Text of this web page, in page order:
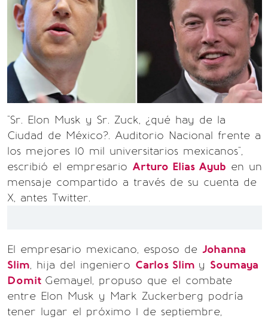
"Sr. Elon Musk y Sr. Zuck, ¿qué hay de la
Ciudad de México?. Auditorio Nacional frente a
los mejores 10 mil universitarios mexicanos",
escribió el empresario Arturo Elias Ayub en un
mensaje compartido a través de su cuenta de
X, antes Twitter.
El empresario mexicano, esposo de Johanna
Slim, hija del ingeniero Carlos Slim y Soumaya
Domit Gemayel, propuso que el combate
entre Elon Musk y Mark Zuckerberg podría
tener lugar el próximo 1 de septiembre,